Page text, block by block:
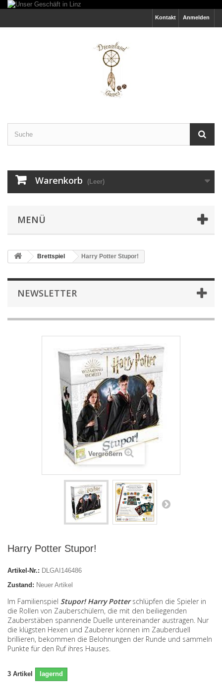
Anmelden
Kontakt
Warenkorb (Leer)
MENÜ
Brettspiel Harry Potter Stupor!
NEWSLETTER
Vergrößern
Harry Potter Stupor!
Artikel-Nr.: DLGAI146486
Zustand: Neuer Artikel
Im Familienspiel Stupor! Harry Potter schlüpfen die Spieler in
die Rollen von Zauberschülern, die mit den beiliegenden
Zauberstäben spannende Duelle untereinander austragen. Nur
die klügsten Hexen und Zauberer können im Zauberduell
brillieren, bekommen die Belohnungen der Runde und sammeln
Punkte für den Ruf ihres Hauses.
3 Artikel lagernd